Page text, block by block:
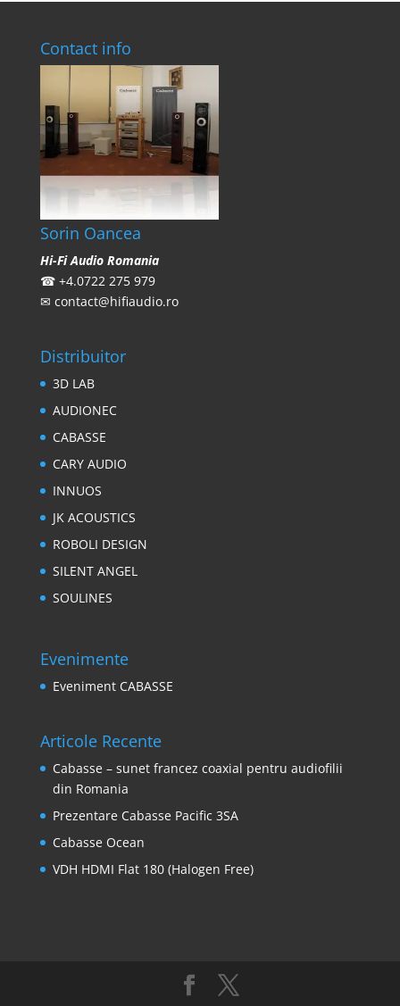
Contact info
Sorin Oancea
Hi-Fi Audio Romania
☎ +4.0722 275 979
✉ contact@hifiaudio.ro
Distribuitor
3D LAB
AUDIONEC
CABASSE
CARY AUDIO
INNUOS
JK ACOUSTICS
ROBOLI DESIGN
SILENT ANGEL
SOULINES
Evenimente
Eveniment CABASSE
Articole Recente
Cabasse – sunet francez coaxial pentru audiofilii
din Romania
Prezentare Cabasse Pacific 3SA
Cabasse Ocean
VDH HDMI Flat 180 (Halogen Free)